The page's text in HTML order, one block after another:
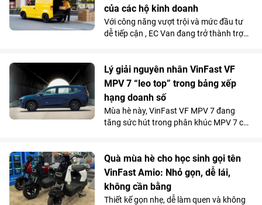
của các hộ kinh doanh
Với công năng vượt trội và mức đầu tư
dễ tiếp cận , EC Van đang trở thành trợ
rõ qua doanh số 1.092 xe bán ra trong
tháng 5/2026, giúp mẫu xe tải điện của
VinFast góp mặt trong top 10 xe bán
chạy nhất toàn thị trường.
Lý giải nguyên nhân VinFast VF
MPV 7 “leo top” trong bảng xếp
hạng doanh số
Mùa hè này, VinFast VF MPV 7 đang
tăng sức hút trong phân khúc MPV 7 chỗ
chuyến đi xa.
Quà mùa hè cho học sinh gọi tên
VinFast Amio: Nhỏ gọn, dễ lái,
không cần bằng
Thiết kế gọn nhẹ, dễ làm quen và không